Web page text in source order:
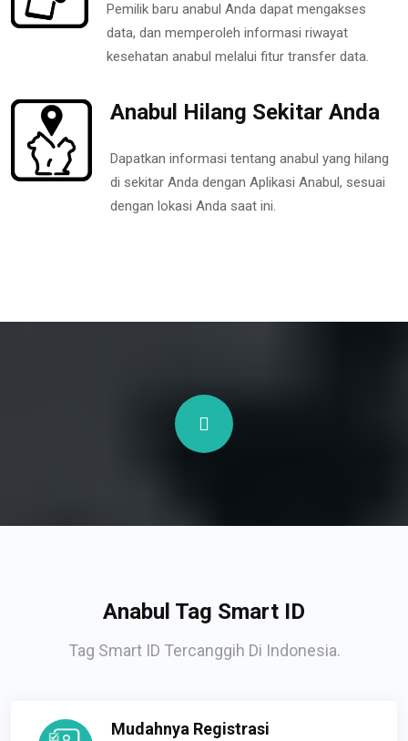
Pemilik baru anabul Anda dapat mengakses
data, dan memperoleh informasi riwayat
kesehatan anabul melalui fitur transfer data.
Anabul Hilang Sekitar Anda
Dapatkan informasi tentang anabul yang hilang
di sekitar Anda dengan Aplikasi Anabul, sesuai
dengan lokasi Anda saat ini.
Anabul Tag Smart ID
Tag Smart ID Tercanggih Di Indonesia.
Mudahnya Registrasi